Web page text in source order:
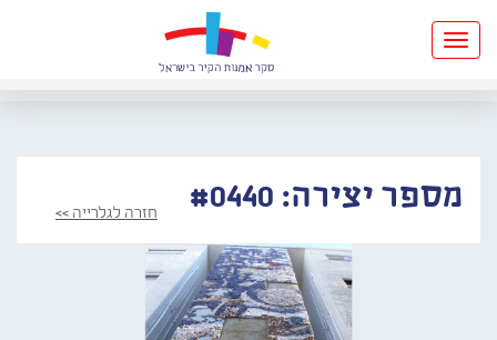
Toggle
navigation
מספר יצירה: #0440 חזרה לגלרייה >>